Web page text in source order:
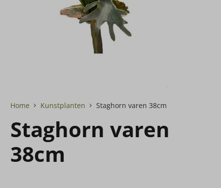
Home Kunstplanten Staghorn varen 38cm
Staghorn varen
38cm